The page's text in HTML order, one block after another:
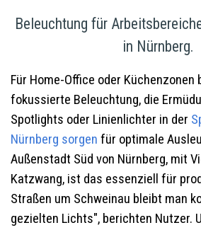
Beleuchtung für
in Nürnberg.
Für Home-Office oder Küchenzonen
fokussierte Beleuchtung, die
Spotlights oder Linienlichter in der
Nürnberg sorgen für optimale
Außenstadt Süd von Nürnberg, mit
Katzwang, ist das essenziell für
Straßen um Schweinau bleibt man
gezielten Lichts", berichten Nutzer.